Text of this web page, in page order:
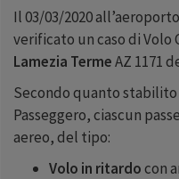
Il 03/03/2020
verificato un caso di Volo
Lamezia TermeAZ 1171
Secondo quanto
Passeggero, ciascun
aereo, del tipo:
Volo in ritardocon